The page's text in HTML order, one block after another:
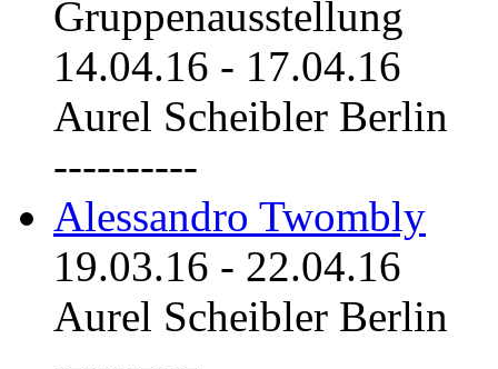
Gruppenausstellung
14.04.16 - 17.04.16
Aurel Scheibler Berlin
----------
Alessandro Twombly
19.03.16 - 22.04.16
Aurel Scheibler Berlin